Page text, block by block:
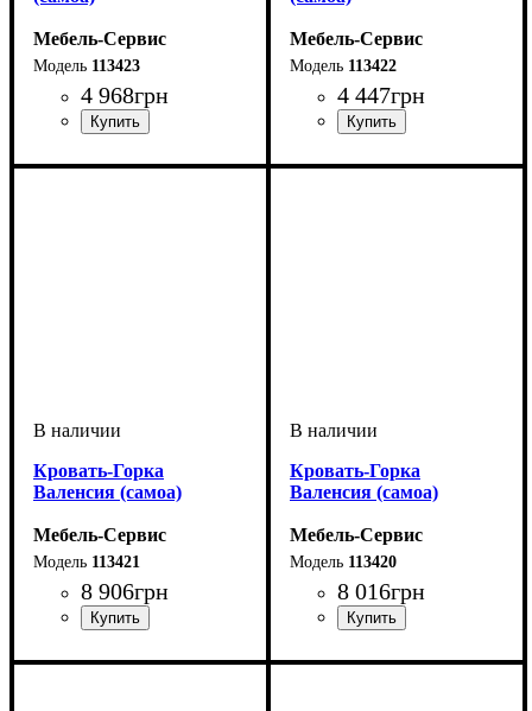
Мебель-Сервис
113423
4 968грн
Мебель-Сервис
113422
4 447грн
Кровать-Горка
Валенсия (самоа)
Мебель-Сервис
113421
8 906грн
Кровать-Горка
Валенсия (самоа)
Мебель-Сервис
113420
8 016грн